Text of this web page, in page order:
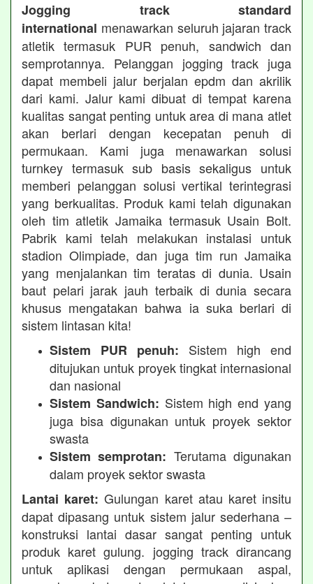
Jogging track standard
international menawarkan seluruh jajaran track
atletik termasuk PUR penuh, sandwich dan
semprotannya. Pelanggan jogging track juga
dapat membeli jalur berjalan epdm dan akrilik
dari kami. Jalur kami dibuat di tempat karena
kualitas sangat penting untuk area di mana atlet
akan berlari dengan kecepatan penuh di
permukaan. Kami juga menawarkan solusi
turnkey termasuk sub basis sekaligus untuk
memberi pelanggan solusi vertikal terintegrasi
yang berkualitas. Produk kami telah digunakan
oleh tim atletik Jamaika termasuk Usain Bolt.
Pabrik kami telah melakukan instalasi untuk
stadion Olimpiade, dan juga tim run Jamaika
yang menjalankan tim teratas di dunia. Usain
baut pelari jarak jauh terbaik di dunia secara
khusus mengatakan bahwa ia suka berlari di
sistem lintasan kita!
Sistem PUR penuh: Sistem high end
ditujukan untuk proyek tingkat internasional
dan nasional
Sistem Sandwich: Sistem high end yang
juga bisa digunakan untuk proyek sektor
swasta
Sistem semprotan: Terutama digunakan
dalam proyek sektor swasta
Lantai karet: Gulungan karet atau karet insitu
dapat dipasang untuk sistem jalur sederhana –
konstruksi lantai dasar sangat penting untuk
produk karet gulung. jogging track dirancang
untuk aplikasi dengan permukaan aspal,